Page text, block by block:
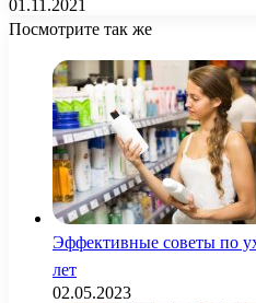
01.11.2021
Посмотрите так же
Эффективные советы по
лет
02.05.2023